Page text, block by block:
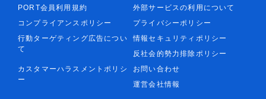
PORT会員利用規約
外部サービスの利用について
コンプライアンスポリシー
プライバシーポリシー
行動ターゲティング広告につい
て
情報セキュリティポリシー
反社会的勢力排除ポリシー
カスタマーハラスメントポリシ
ー
お問い合わせ
運営会社情報